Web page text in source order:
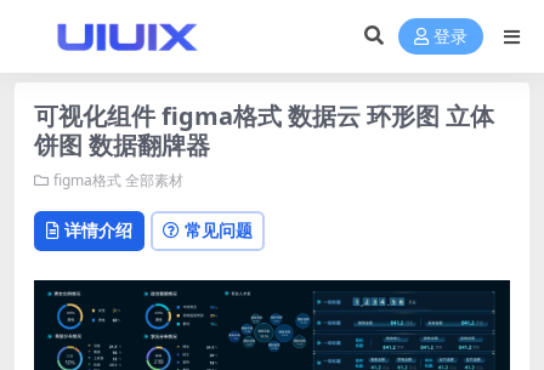
登录
可视化组件 figma格式 数据云 环形图 立体
饼图 数据翻牌器
figma格式全部素材
详情介绍 常见问题